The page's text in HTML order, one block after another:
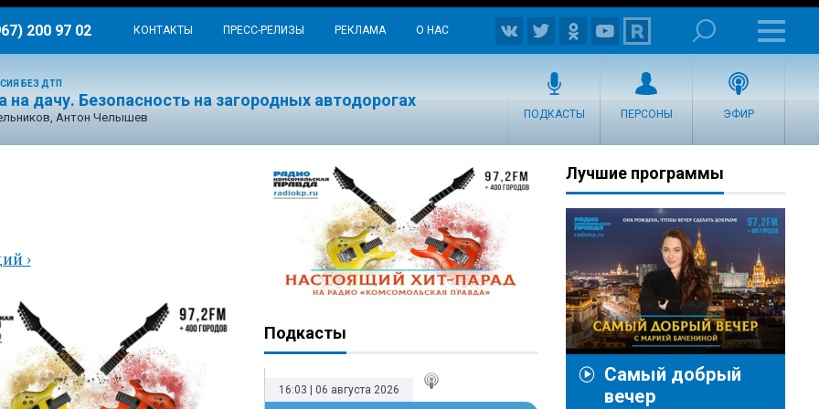
200 97 02 КОНТАКТЫ ПРЕСС-РЕЛИЗЫ РЕКЛАМА О НАС
БЕЗ ДТП
на дачу. Безопасность на загородных автодорогах
Антон Челышев ПОДКАСТЫ ПЕРСОНЫ ЭФИР
›
Подкасты
16:03 | 06 августа 2026
Лучшие программы
Самый добрый
вечер